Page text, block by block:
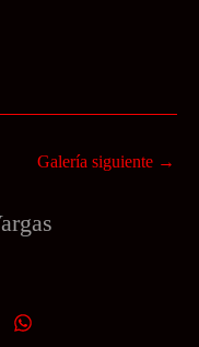
Galería siguiente →